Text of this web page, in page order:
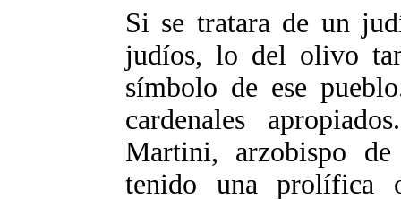
Si se tratara de un
judíos, lo del olivo
símbolo de ese
cardenales
Martini, arzobispo
tenido una prolífica